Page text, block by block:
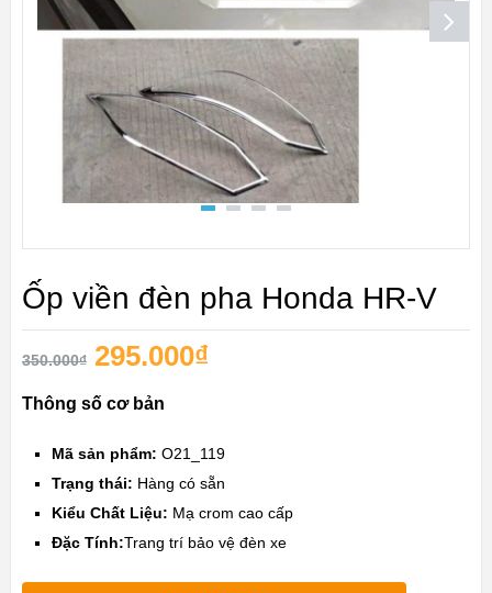
Ốp viền đèn pha Honda HR-V
350.000₫ 295.000₫
Thông số cơ bản
Mã sản phẩm: O21_119
Trạng thái: Hàng có sẵn
Kiểu Chất Liệu: Mạ crom cao cấp
Đặc Tính:Trang trí bảo vệ đèn xe